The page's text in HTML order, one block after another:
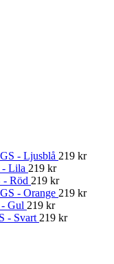
- Ljusblå 219 kr
- Lila 219 kr
- Röd 219 kr
- Orange 219 kr
Gul 219 kr
- Svart 219 kr